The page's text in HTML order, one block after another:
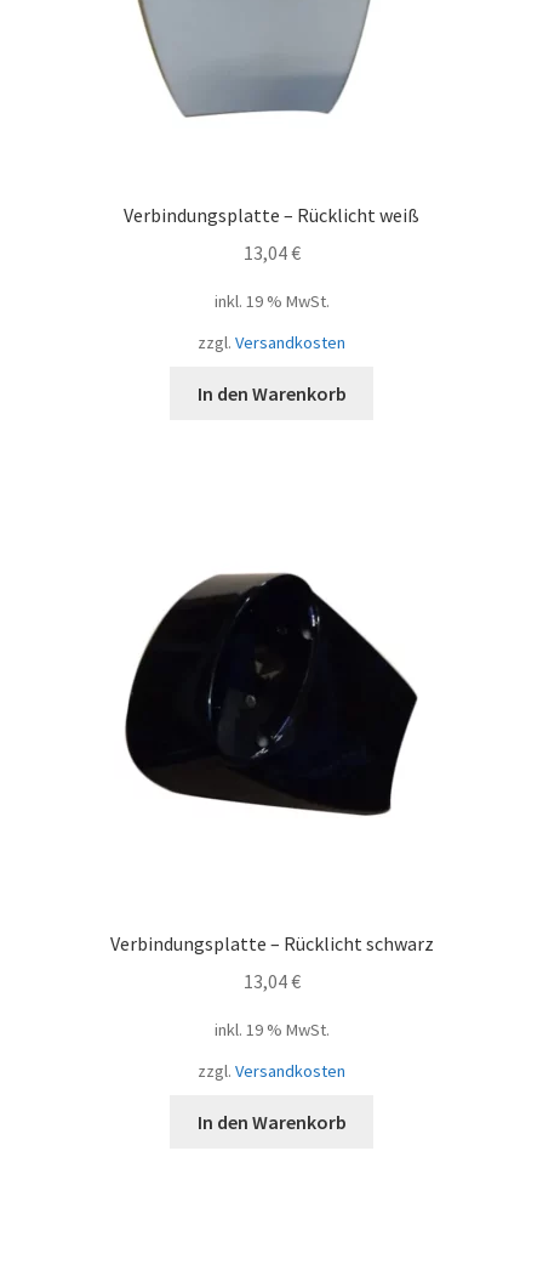
Verbindungsplatte – Rücklicht weiß
13,04€
inkl. 19 % MwSt.
zzgl. Versandkosten
In den Warenkorb
Verbindungsplatte – Rücklicht schwarz
13,04€
inkl. 19 % MwSt.
zzgl. Versandkosten
In den Warenkorb